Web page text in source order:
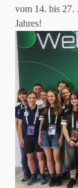
vom 14. bis 27.
Jahres!